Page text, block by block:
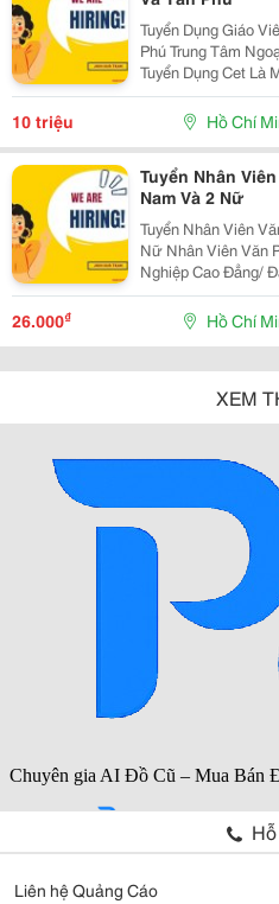
Tuyển Dụng Giáo
Phú Trung Tâm Ngoại Ngữ Kiến Tạo C.e.t Thông Báo
Tuyển Dụng Cet Là Một Trung Tâm Ngoại Ngữ Đã Được
Thành Lập 16 Năm
10 triệu Hồ Chí
Tuyển Nhân
Nam Và 2 Nữ
Tuyển Nhân Viên
Nữ Nhân Viên Văn Phòng: (Là Sinh Viên Hoặc Đã Tốt
Nghiệp Cao Đẳng/ Đại Học) 1/ Vị Trí:
Time (2 Nam 2 Nữ) Ca Làm: 13:00 Đến 21:00 (1 Tháng
Được Nghỉ Phép 1
26.000₫ Hồ Chí
XEM
Liên hệ Quảng Cáo